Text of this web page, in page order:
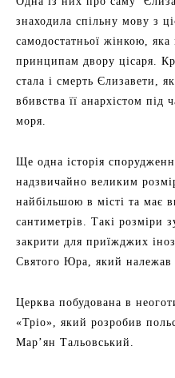
знаходила спільну мову з
самодостатньої жінкою, яка
принципам двору цісаря.
стала і смерть Єлизавети,
вбивства її анархістом під
моря.
Ще одна історія
надзвичайно великим
найбільшою в місті та має
сантиметрів. Такі розміри
закрити для приїжджих
Святого Юра, який
Церква побудована в
«Тріо», який розробив
Мар’ян Тальовський.